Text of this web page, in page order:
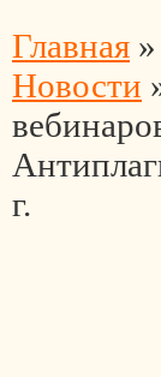
Главная
Новости
г.